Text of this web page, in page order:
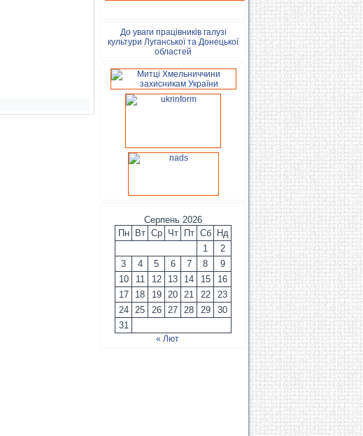
До уваги працівників галузі
культури Луганської та Донецької
областей
Серпень 2026
Пн
Вт Ср Чт Пт Сб
Нд
1
2
3
4 5 6 7 8
9
10
11 12 13 14 15
16
17
18 19 20 21 22
23
24
25 26 27 28 29
30
31
« Лют